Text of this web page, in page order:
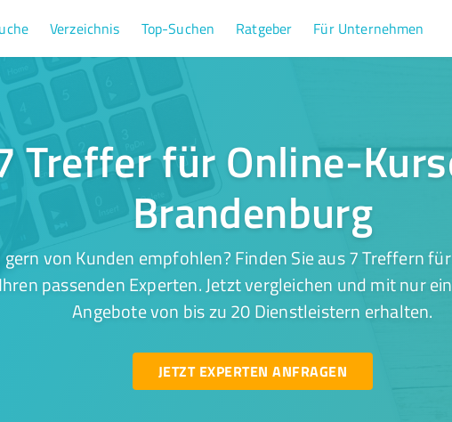
Verzeichnis Top-Suchen Ratgeber Für Unternehmen
Treffer für Online-
Brandenburg
von Kunden empfohlen? Finden Sie aus 7 Treffern
passenden Experten. Jetzt vergleichen und mit nur
Angebote von bis zu 20 Dienstleistern erhalten.
JETZT EXPERTEN ANFRAGEN